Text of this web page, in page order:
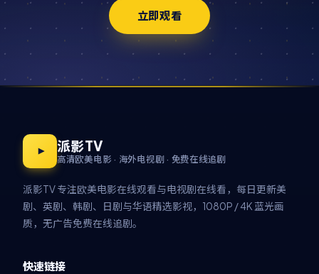
立即观看
派影TV
高清欧美电影 · 海外电视剧 · 免费在线追剧
派影TV 专注欧美电影在线观看与电视剧在线看，每日更新美
剧、英剧、韩剧、日剧与华语精选影视，1080P / 4K 蓝光画
质，无广告免费在线追剧。
快速链接